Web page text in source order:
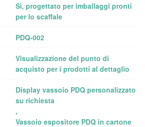
Sì, progettato per imballaggi pronti
per lo scaffale
PDQ-002
Visualizzazione del punto di
acquisto per i prodotti al dettaglio
Display vassoio PDQ personalizzato
su richiesta
,
Vassoio espositore PDQ in cartone